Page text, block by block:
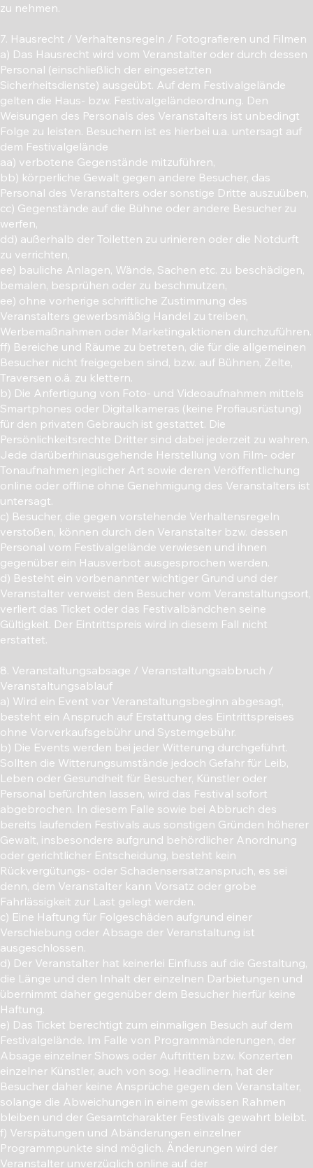
zu nehmen.
7. Hausrecht / Verhaltensregeln / Fotografieren und Filmen
a) Das Hausrecht wird vom Veranstalter oder durch dessen
Personal (einschließlich der eingesetzten
Sicherheitsdienste) ausgeübt. Auf dem Festivalgelände
gelten die Haus- bzw. Festivalgeländeordnung. Den
Weisungen des Personals des Veranstalters ist unbedingt
Folge zu leisten. Besuchern ist es hierbei u.a. untersagt auf
dem Festivalgelände
aa) verbotene Gegenstände mitzuführen,
bb) körperliche Gewalt gegen andere Besucher, das
Personal des Veranstalters oder sonstige Dritte auszuüben,
cc) Gegenstände auf die Bühne oder andere Besucher zu
werfen,
dd) außerhalb der Toiletten zu urinieren oder die Notdurft
zu verrichten,
ee) bauliche Anlagen, Wände, Sachen etc. zu beschädigen,
bemalen, besprühen oder zu beschmutzen,
ee) ohne vorherige schriftliche Zustimmung des
Veranstalters gewerbsmäßig Handel zu treiben,
Werbemaßnahmen oder Marketingaktionen durchzuführen.
ff) Bereiche und Räume zu betreten, die für die allgemeinen
Besucher nicht freigegeben sind, bzw. auf Bühnen, Zelte,
Traversen o.ä. zu klettern.
b) Die Anfertigung von Foto- und Videoaufnahmen mittels
Smartphones oder Digitalkameras (keine Profiausrüstung)
für den privaten Gebrauch ist gestattet. Die
Persönlichkeitsrechte Dritter sind dabei jederzeit zu wahren.
Jede darüberhinausgehende Herstellung von Film- oder
Tonaufnahmen jeglicher Art sowie deren Veröffentlichung
online oder offline ohne Genehmigung des Veranstalters ist
untersagt.
c) Besucher, die gegen vorstehende Verhaltensregeln
verstoßen, können durch den Veranstalter bzw. dessen
Personal vom Festivalgelände verwiesen und ihnen
gegenüber ein Hausverbot ausgesprochen werden.
d) Besteht ein vorbenannter wichtiger Grund und der
Veranstalter verweist den Besucher vom Veranstaltungsort,
verliert das Ticket oder das Festivalbändchen seine
Gültigkeit. Der Eintrittspreis wird in diesem Fall nicht
erstattet.
8. Veranstaltungsabsage / Veranstaltungsabbruch /
Veranstaltungsablauf
a) Wird ein Event vor Veranstaltungsbeginn abgesagt,
besteht ein Anspruch auf Erstattung des Eintrittspreises
ohne Vorverkaufsgebühr und Systemgebühr.
b) Die Events werden bei jeder Witterung durchgeführt.
Sollten die Witterungsumstände jedoch Gefahr für Leib,
Leben oder Gesundheit für Besucher, Künstler oder
Personal befürchten lassen, wird das Festival sofort
abgebrochen. In diesem Falle sowie bei Abbruch des
bereits laufenden Festivals aus sonstigen Gründen höherer
Gewalt, insbesondere aufgrund behördlicher Anordnung
oder gerichtlicher Entscheidung, besteht kein
Rückvergütungs- oder Schadensersatzanspruch, es sei
denn, dem Veranstalter kann Vorsatz oder grobe
Fahrlässigkeit zur Last gelegt werden.
c) Eine Haftung für Folgeschäden aufgrund einer
Verschiebung oder Absage der Veranstaltung ist
ausgeschlossen.
d) Der Veranstalter hat keinerlei Einfluss auf die Gestaltung,
die Länge und den Inhalt der einzelnen Darbietungen und
übernimmt daher gegenüber dem Besucher hierfür keine
Haftung.
e) Das Ticket berechtigt zum einmaligen Besuch auf dem
Festivalgelände. Im Falle von Programmänderungen, der
Absage einzelner Shows oder Auftritten bzw. Konzerten
einzelner Künstler, auch von sog. Headlinern, hat der
Besucher daher keine Ansprüche gegen den Veranstalter,
solange die Abweichungen in einem gewissen Rahmen
bleiben und der Gesamtcharakter Festivals gewahrt bleibt.
f) Verspätungen und Abänderungen einzelner
Programmpunkte sind möglich. Änderungen wird der
Veranstalter unverzüglich online auf der